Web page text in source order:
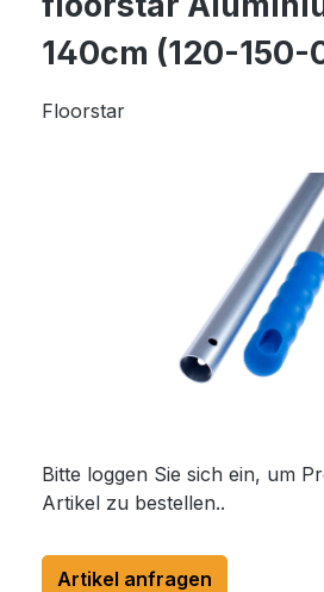
140cm (120-150-
Floorstar
Bitte loggen Sie sich ein, um
Artikel zu bestellen..
Artikel anfragen